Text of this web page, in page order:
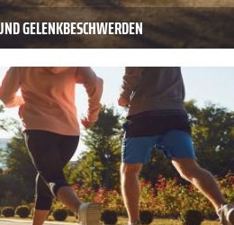
GELENKBESCHWERDEN